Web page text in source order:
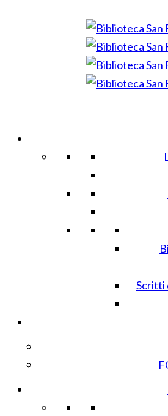
Scritti